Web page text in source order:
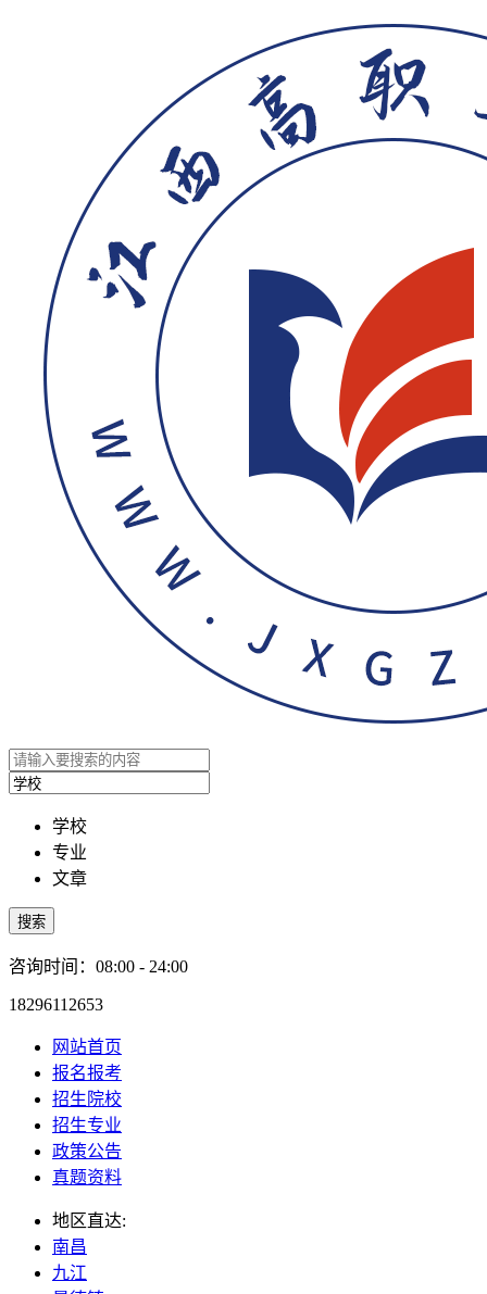
学校
专业
文章
搜索
咨询时间：08:00 - 24:00
18296112653
网站首页
报名报考
招生院校
招生专业
政策公告
真题资料
地区直达:
南昌
九江